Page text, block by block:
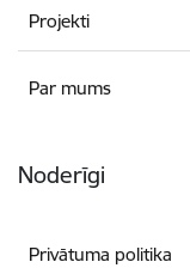
Projekti
Par mums
Noderīgi
Privātuma politika